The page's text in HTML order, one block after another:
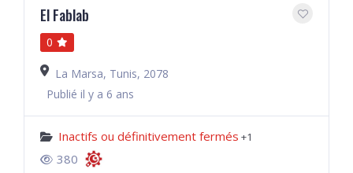
El Fablab
0
La Marsa, Tunis, 2078
Publié il y a 6 ans
Inactifs ou définitivement fermés +1
380